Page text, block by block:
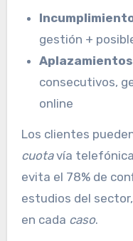
gestión +
Aplazamientos
consecutivos,
online
Los clientes
cuotavía
evita el 78% de
estudios del
en cada caso.